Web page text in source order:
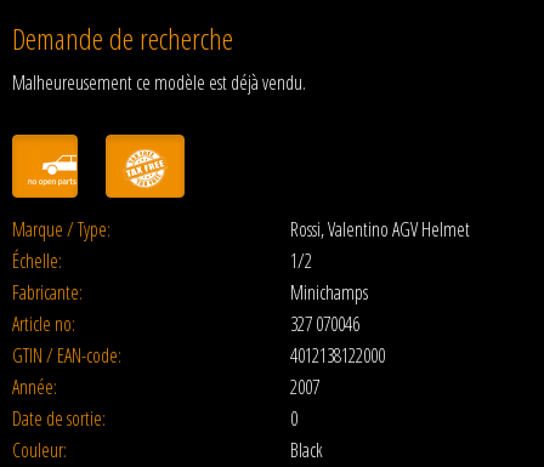
Demande de recherche
Malheureusement ce modèle est déjà vendu.
Marque / Type:
Rossi, Valentino AGV Helmet
Échelle:
1/2
Fabricante:
Minichamps
Article no:
327 070046
GTIN / EAN-code:
4012138122000
Année:
2007
Date de sortie:
0
Couleur:
Black